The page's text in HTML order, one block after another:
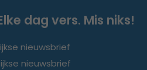
dag vers. Mis niks!
nieuwsbrief
nieuwsbrief